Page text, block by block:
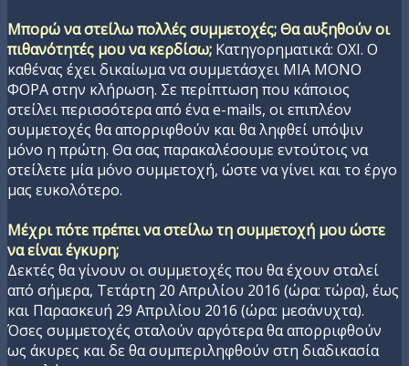
Μπορώ να στείλω πολλές συμμετοχές; Θα αυξηθούν οι
πιθανότητές μου να κερδίσω; Κατηγορηματικά: ΟΧΙ. Ο
καθένας έχει δικαίωμα να συμμετάσχει ΜΙΑ ΜΟΝΟ
ΦΟΡΑ στην κλήρωση. Σε περίπτωση που κάποιος
στείλει περισσότερα από ένα e-mails, οι επιπλέον
συμμετοχές θα απορριφθούν και θα ληφθεί υπόψιν
μόνο η πρώτη. Θα σας παρακαλέσουμε εντούτοις να
στείλετε μία μόνο συμμετοχή, ώστε να γίνει και το έργο
μας ευκολότερο.
Μέχρι πότε πρέπει να στείλω τη συμμετοχή μου ώστε
να είναι έγκυρη;
Δεκτές θα γίνουν οι συμμετοχές που θα έχουν σταλεί
από σήμερα, Τετάρτη 20 Απριλίου 2016 (ώρα: τώρα), έως
και Παρασκευή 29 Απριλίου 2016 (ώρα: μεσάνυχτα).
Όσες συμμετοχές σταλούν αργότερα θα απορριφθούν
ως άκυρες και δε θα συμπεριληφθούν στη διαδικασία